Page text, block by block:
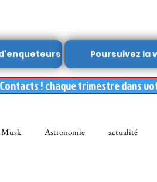
Poursuivez la
! chaque trimestre dans
Astronomie actualité